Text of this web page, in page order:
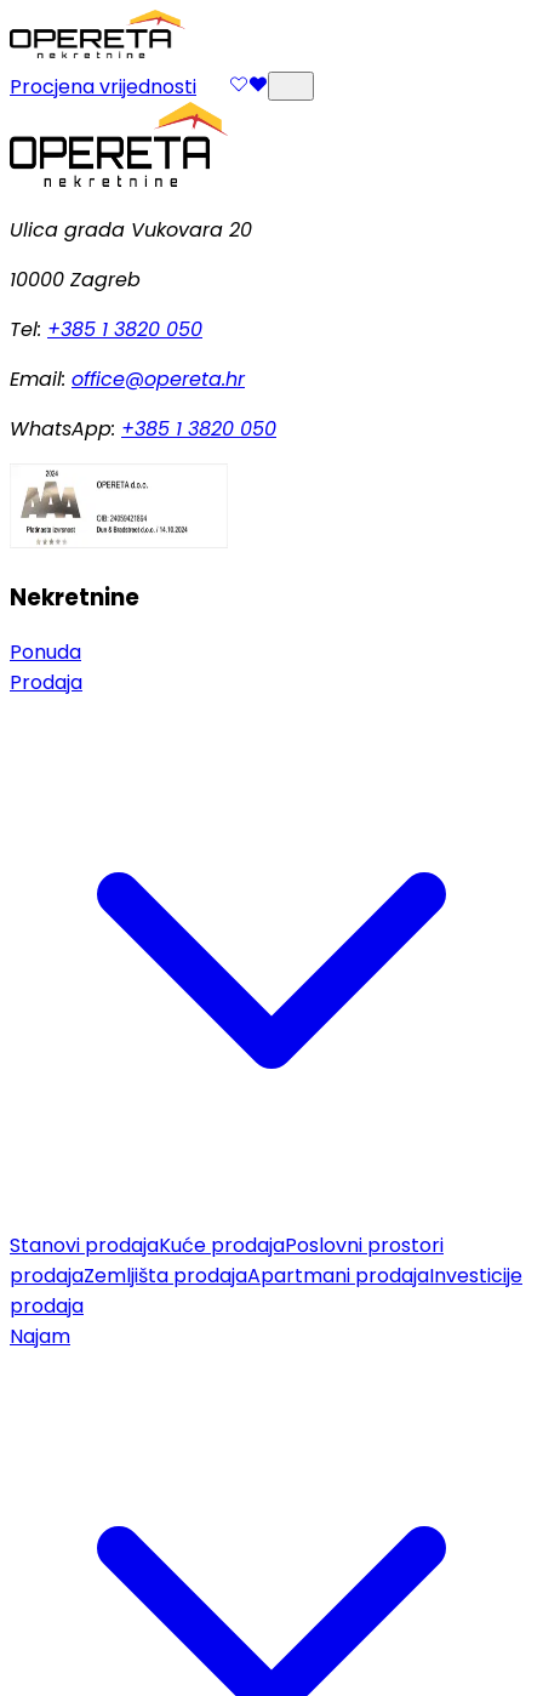
Procjena vrijednosti
Ulica grada Vukovara 20
10000 Zagreb
Tel: +385 1 3820 050
Email: office@opereta.hr
WhatsApp: +385 1 3820 050
Nekretnine
Ponuda
Prodaja
Stanovi prodajaKuće prodajaPoslovni prostori
prodajaZemljišta prodajaApartmani prodajaInvesticije
prodaja
Najam